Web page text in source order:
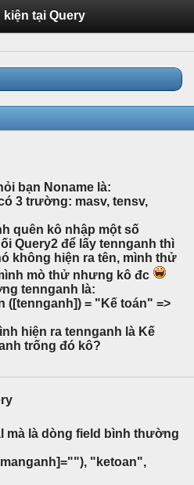
kiện tại Query
bạn Noname là:
3 trường: masv, tensv,
quên kô nhập một số
Query2 để lấy tennganh thì
không hiện ra tên, mình thử
mò thử nhưng kô đc
tennganh là:
([tennganh]) = "Kế toán" =>
hiện ra tennganh là Kế
trống đó kô?
mà là dòng field bình thường
"ketoan",